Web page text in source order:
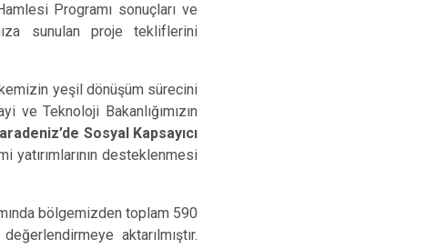
Programı sonuçları ve
sunulan proje tekliflerini
yeşil dönüşüm sürecini
Teknoloji Bakanlığımızın
Sosyal Kapsayıcı
desteklenmesi
bölgemizden toplam 590
aktarılmıştır.